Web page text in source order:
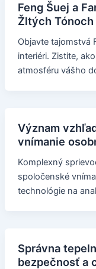
Feng Šuej a
Žltých Tónoch
Objavte tajomstvá
interiéri. Zistite,
atmosféru vášho
Význam
vnímanie
Komplexný
spoločenské
technológie na
Správna
bezpečnosť a